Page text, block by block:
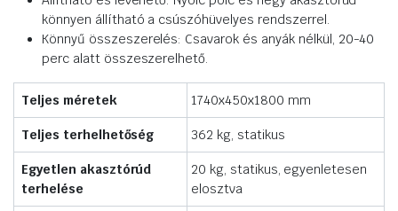
könnyen állítható a csúszóhüvelyes rendszerrel.
Könnyű összeszerelés: Csavarok és anyák nélkül, 20-40
perc alatt összeszerelhető.
Teljes méretek 1740x450x1800 mm
Teljes terhelhetőség 362 kg, statikus
Egyetlen akasztórúd
terhelése
20 kg, statikus, egyenletesen
elosztva